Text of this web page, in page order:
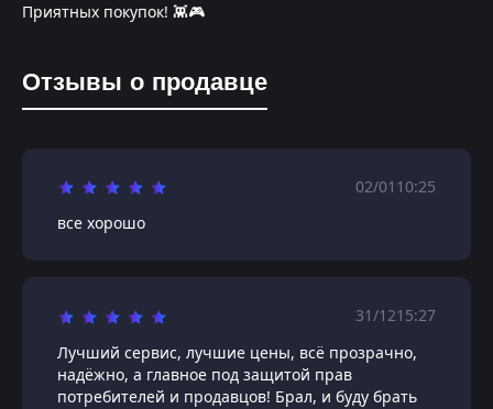
Приятных покупок! 👾🎮
Отзывы о продавце
02/01 10:25
все хорошо
31/1215:27
Лучший сервис, лучшие цены, всё прозрачно,
надёжно, а главное под защитой прав
потребителей и продавцов! Брал, и буду брать